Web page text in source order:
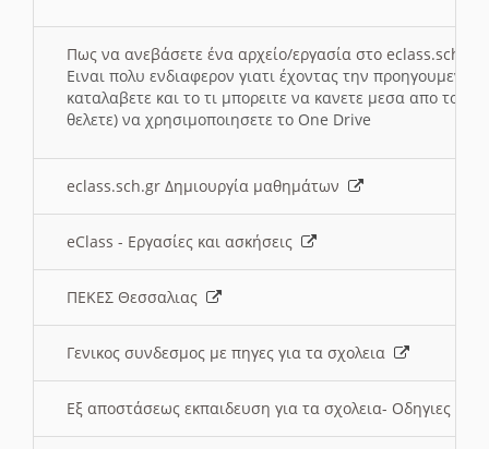
Πως να ανεβάσετε ένα αρχείο/εργασία στο eclass.sch.gr
Ειναι πολυ ενδιαφερον γιατι έχοντας την
καταλαβετε και το τι μπορειτε να κανετε μεσα απο το
θελετε) να χρησιμοποιησετε το One Drive
eclass.sch.gr Δημιουργία μαθημάτων
eClass - Εργασίες και ασκήσεις
ΠΕΚΕΣ Θεσσαλιας
Γενικος συνδεσμος με πηγες για τα σχολεια
Εξ αποστάσεως εκπαιδευση για τα σχολεια- Οδηγιες